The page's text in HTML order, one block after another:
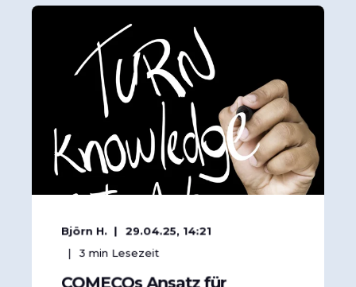
Björn H. 29.04.25, 14:21
3 min Lesezeit
COMECOs Ansatz für